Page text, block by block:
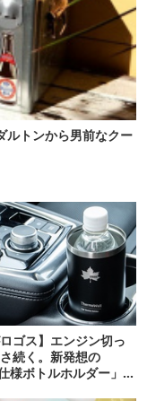
ルトンから男前なクー
ロゴス】エンジン切っ
続く。新発想の
様ボトルホルダー」が